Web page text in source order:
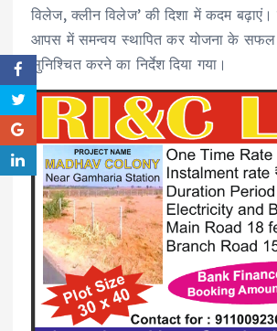
विलेज, क्लीन विलेज’ की दिशा में कदम बढ़ाएं।
आपस में समन्वय स्थापित कर योजना के सफल
सुनिश्चित करने का निर्देश दिया गया।